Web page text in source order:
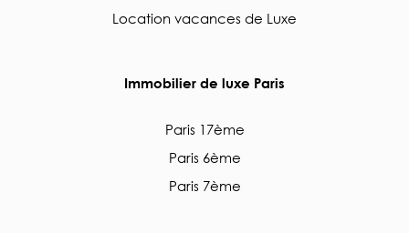
Location vacances de Luxe
Immobilier de luxe Paris
Paris 17ème
Paris 6ème
Paris 7ème